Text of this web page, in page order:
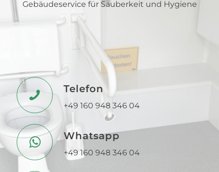
Gebäudeservice für Sauberkeit und Hygiene
Telefon
+49 160 948 346 04
Whatsapp
+49 160 948 346 04